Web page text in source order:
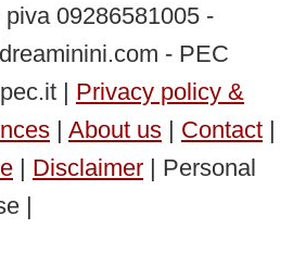
09286581005 -
- PEC
| Privacy policy &
| About us | Contact |
| Disclaimer | Personal
|